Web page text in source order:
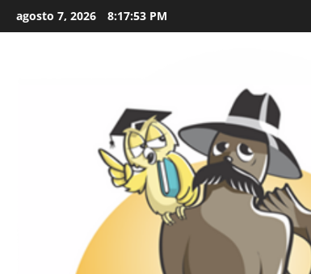
to
agosto 7, 2026 8:17:54 PM